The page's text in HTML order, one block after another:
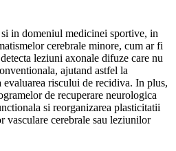
in domeniul medicinei sportive, in
cerebrale minore, cum ar fi
leziuni axonale difuze care nu
ajutand astfel la
riscului de recidiva. In plus,
de recuperare neurologica
si reorganizarea plasticitatii
vasculare cerebrale sau leziunilor